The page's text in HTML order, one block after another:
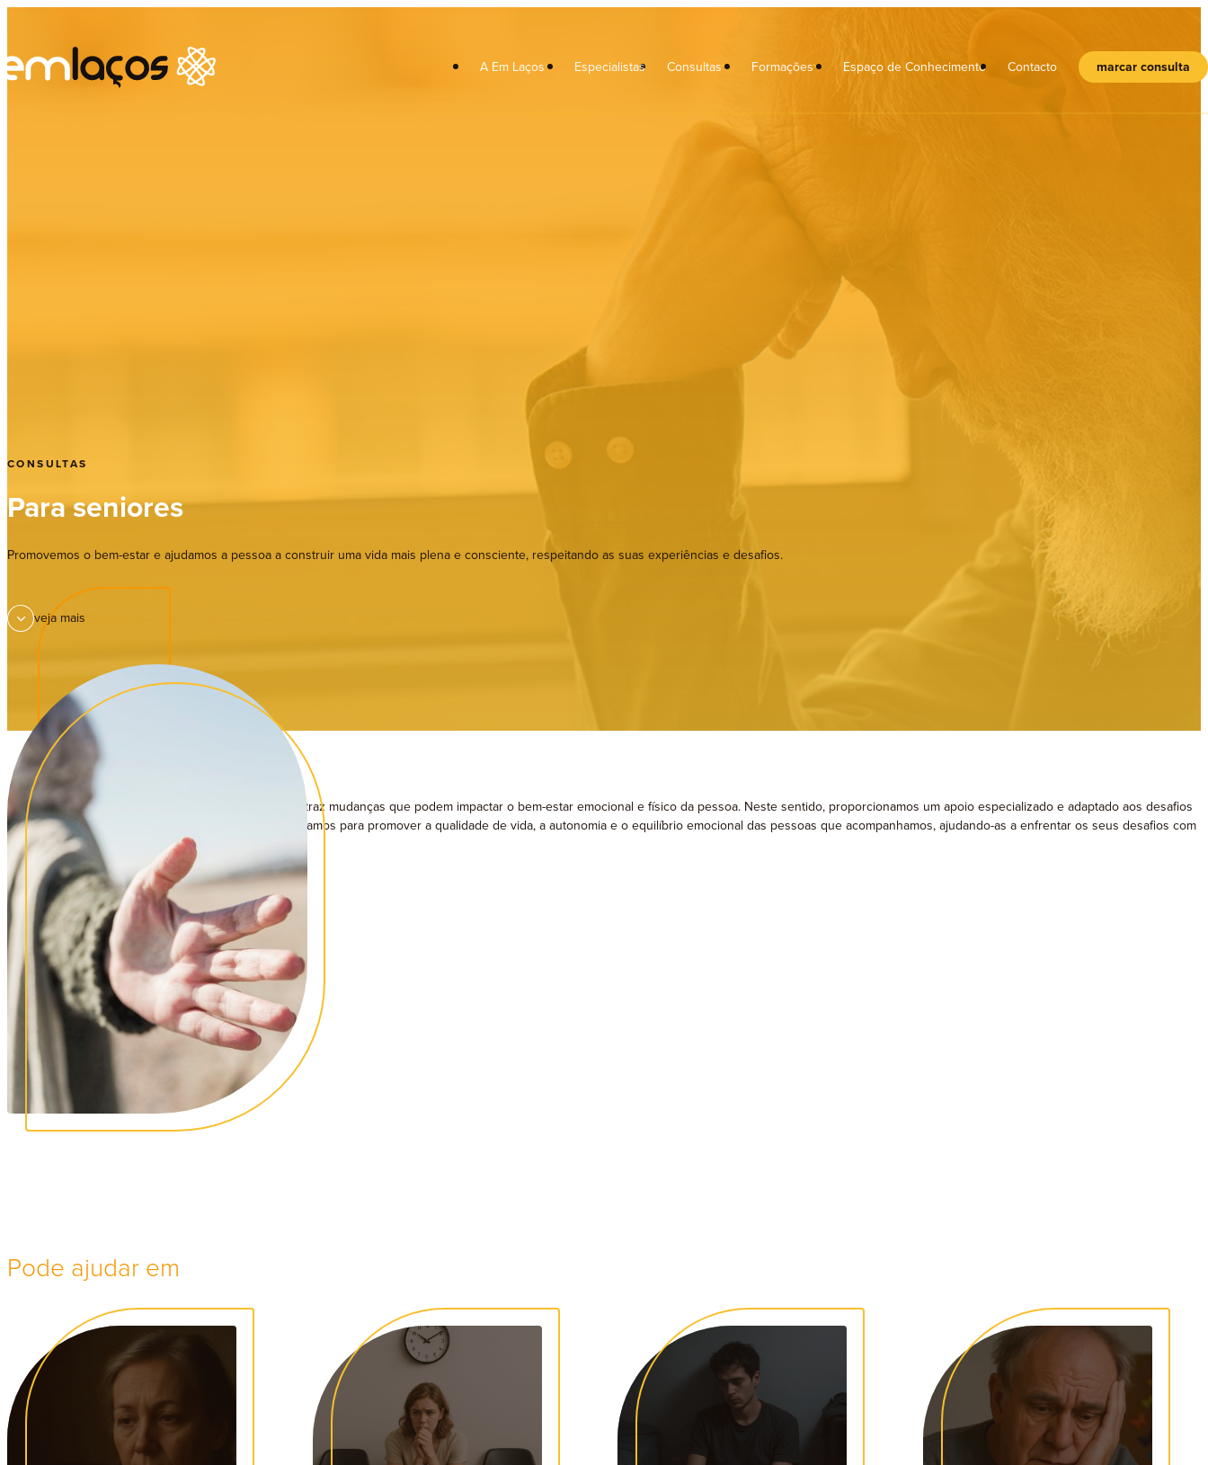
A Em Laços Especialistas Consultas
Adolescentes
Formações Espaço de Conhecimento Contacto marcar consulta
CONSULTAS
Para seniores
Promovemos o bem-estar e ajudamos a pessoa a construir uma vida mais plena e consciente, respeitando as suas experiências e desafios.
veja mais
Na Clínica Em Laços sabemos que o envelhecimento traz mudanças que podem impactar o bem-estar emocional e físico da pessoa. Neste sentido, proporcionamos um apoio especializado e adaptado aos desafios
desta faixa etária. Com uma equipa qualificada, trabalhamos para promover a qualidade de vida, a autonomia e o equilíbrio emocional das pessoas que acompanhamos, ajudando-as a enfrentar os seus desafios com
maior satisfação, em diferentes áreas da sua vida.
Pode ajudar em